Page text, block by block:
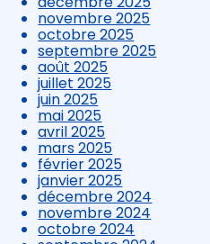
novembre 2025
octobre 2025
septembre 2025
août 2025
juillet 2025
juin 2025
mai 2025
avril 2025
mars 2025
février 2025
janvier 2025
décembre 2024
novembre 2024
octobre 2024